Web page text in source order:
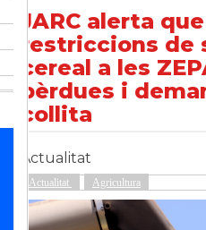
JARC alerta
restriccions de
cereal a les
pèrdues i
collita
Actualitat
Actualitat Agricultura